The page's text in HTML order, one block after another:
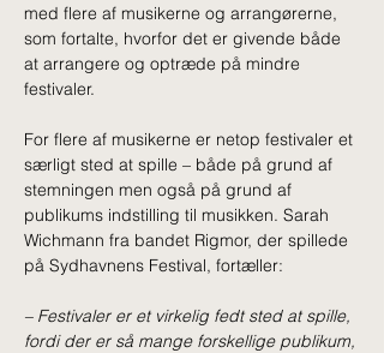
med flere af musikerne og arrangørerne,
som fortalte, hvorfor det er givende både
at arrangere og optræde på mindre
festivaler.
For flere af musikerne er netop festivaler et
særligt sted at spille – både på grund af
stemningen men også på grund af
publikums indstilling til musikken. Sarah
Wichmann fra bandet Rigmor, der spillede
på Sydhavnens Festival, fortæller:
– Festivaler er et virkelig fedt sted at spille,
fordi der er så mange forskellige publikum,